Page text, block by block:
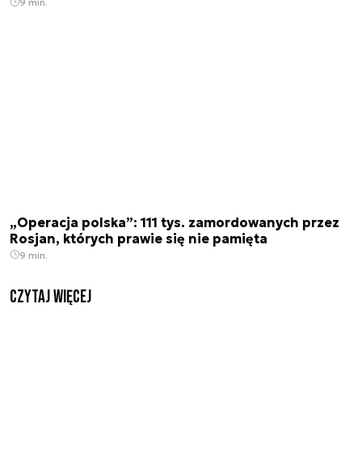
„Operacja polska”: 111 tys. zamordowanych przez
Rosjan, których prawie się nie pamięta
9 min.
czytaj więcej